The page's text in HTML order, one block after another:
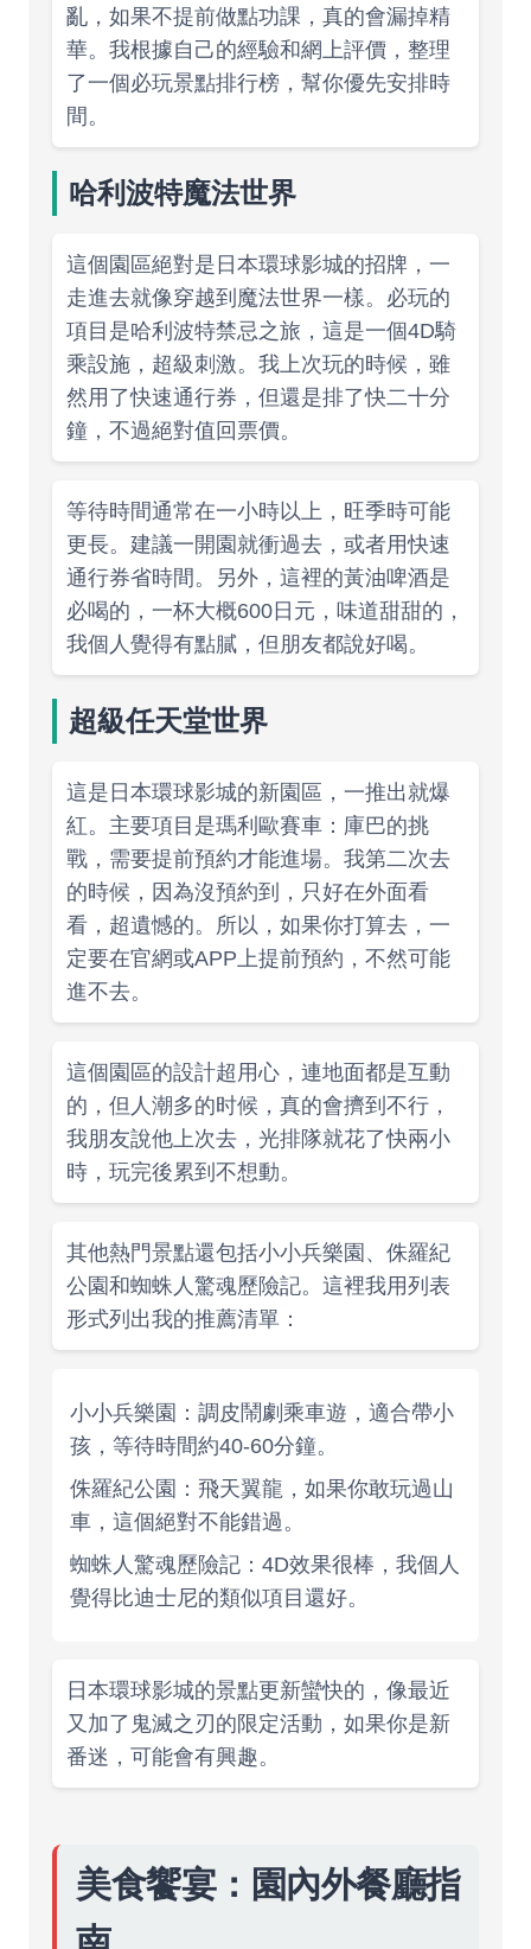
亂，如果不提前做點功課，真的會漏掉精
華。我根據自己的經驗和網上評價，整理
了一個必玩景點排行榜，幫你優先安排時
間。
哈利波特魔法世界
這個園區絕對是日本環球影城的招牌，一
走進去就像穿越到魔法世界一樣。必玩的
項目是哈利波特禁忌之旅，這是一個4D騎
乘設施，超級刺激。我上次玩的時候，雖
然用了快速通行券，但還是排了快二十分
鐘，不過絕對值回票價。
等待時間通常在一小時以上，旺季時可能
更長。建議一開園就衝過去，或者用快速
通行券省時間。另外，這裡的黃油啤酒是
必喝的，一杯大概600日元，味道甜甜的，
我個人覺得有點膩，但朋友都說好喝。
超級任天堂世界
這是日本環球影城的新園區，一推出就爆
紅。主要項目是瑪利歐賽車：庫巴的挑
戰，需要提前預約才能進場。我第二次去
的時候，因為沒預約到，只好在外面看
看，超遺憾的。所以，如果你打算去，一
定要在官網或APP上提前預約，不然可能
進不去。
這個園區的設計超用心，連地面都是互動
的，但人潮多的时候，真的會擠到不行，
我朋友說他上次去，光排隊就花了快兩小
時，玩完後累到不想動。
其他熱門景點還包括小小兵樂園、侏羅紀
公園和蜘蛛人驚魂歷險記。這裡我用列表
形式列出我的推薦清單：
小小兵樂園：調皮鬧劇乘車遊，適合帶小
孩，等待時間約40-60分鐘。
侏羅紀公園：飛天翼龍，如果你敢玩過山
車，這個絕對不能錯過。
蜘蛛人驚魂歷險記：4D效果很棒，我個人
覺得比迪士尼的類似項目還好。
日本環球影城的景點更新蠻快的，像最近
又加了鬼滅之刃的限定活動，如果你是新
番迷，可能會有興趣。
美食饗宴：園內外餐廳指